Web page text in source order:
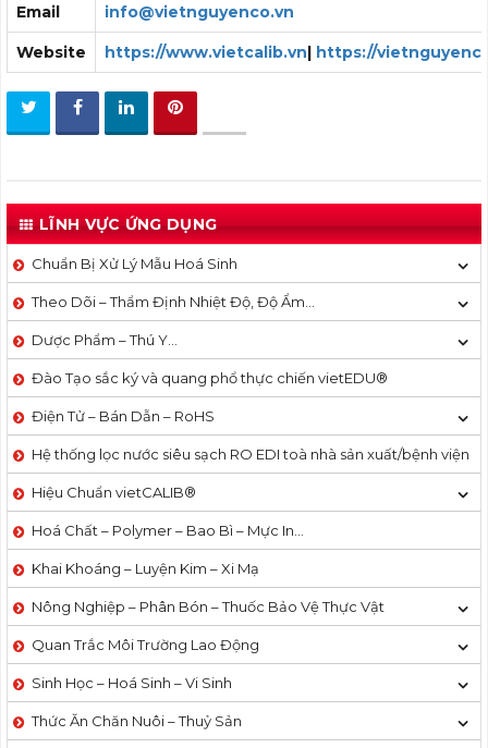
Email info@vietnguyenco.vn
Website https://www.vietcalib.vn| https://
LĨNH VỰC ỨNG DỤNG
Chuẩn Bị Xử Lý Mẫu Hoá Sinh
Theo Dõi – Thẩm Định Nhiệt Độ, Độ Ẩm…
Dược Phẩm – Thú Y…
Đào Tạo sắc ký và quang phổ thực chiến vietEDU®
Điện Tử – Bán Dẫn – RoHS
Hệ thống lọc nước siêu sạch RO EDI​​ toà nhà sản xuất/bệnh viện
Hiệu Chuẩn vietCALIB®
Hoá Chất – Polymer – Bao Bì – Mực In…
Khai Khoáng – Luyện Kim – Xi Mạ
Nông Nghiệp – Phân Bón – Thuốc Bảo Vệ Thực Vật
Quan Trắc Môi Trường Lao Động
Sinh Học – Hoá Sinh – Vi Sinh
Thức Ăn Chăn Nuôi – Thuỷ Sản